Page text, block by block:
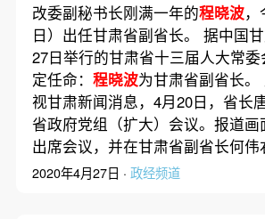
改委副秘书长刚满一年的程晓波，
日）出任甘肃省副省长。 据中国
27日举行的甘肃省十三届人大常
定任命： 程晓波为甘肃省副省长。
视甘肃新闻消息，4月20日，省长
省政府党组（扩大）会议。报道画
出席会议，并在甘肃省副省长何
2020年4月27日 · 政经频道